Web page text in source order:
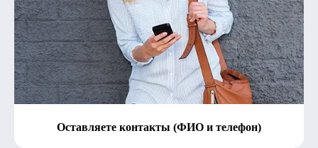
Оставляете контакты (ФИО и телефон)